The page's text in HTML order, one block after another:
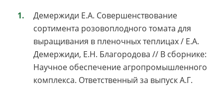
Демержиди Е.А. Совершенствование
сортимента розовоплодного томата для
выращивания в пленочных теплицах / Е.А.
Демержиди, Е.Н. Благородова // В сборнике:
Научное обеспечение агропромышленного
комплекса. Ответственный за выпуск А.Г.